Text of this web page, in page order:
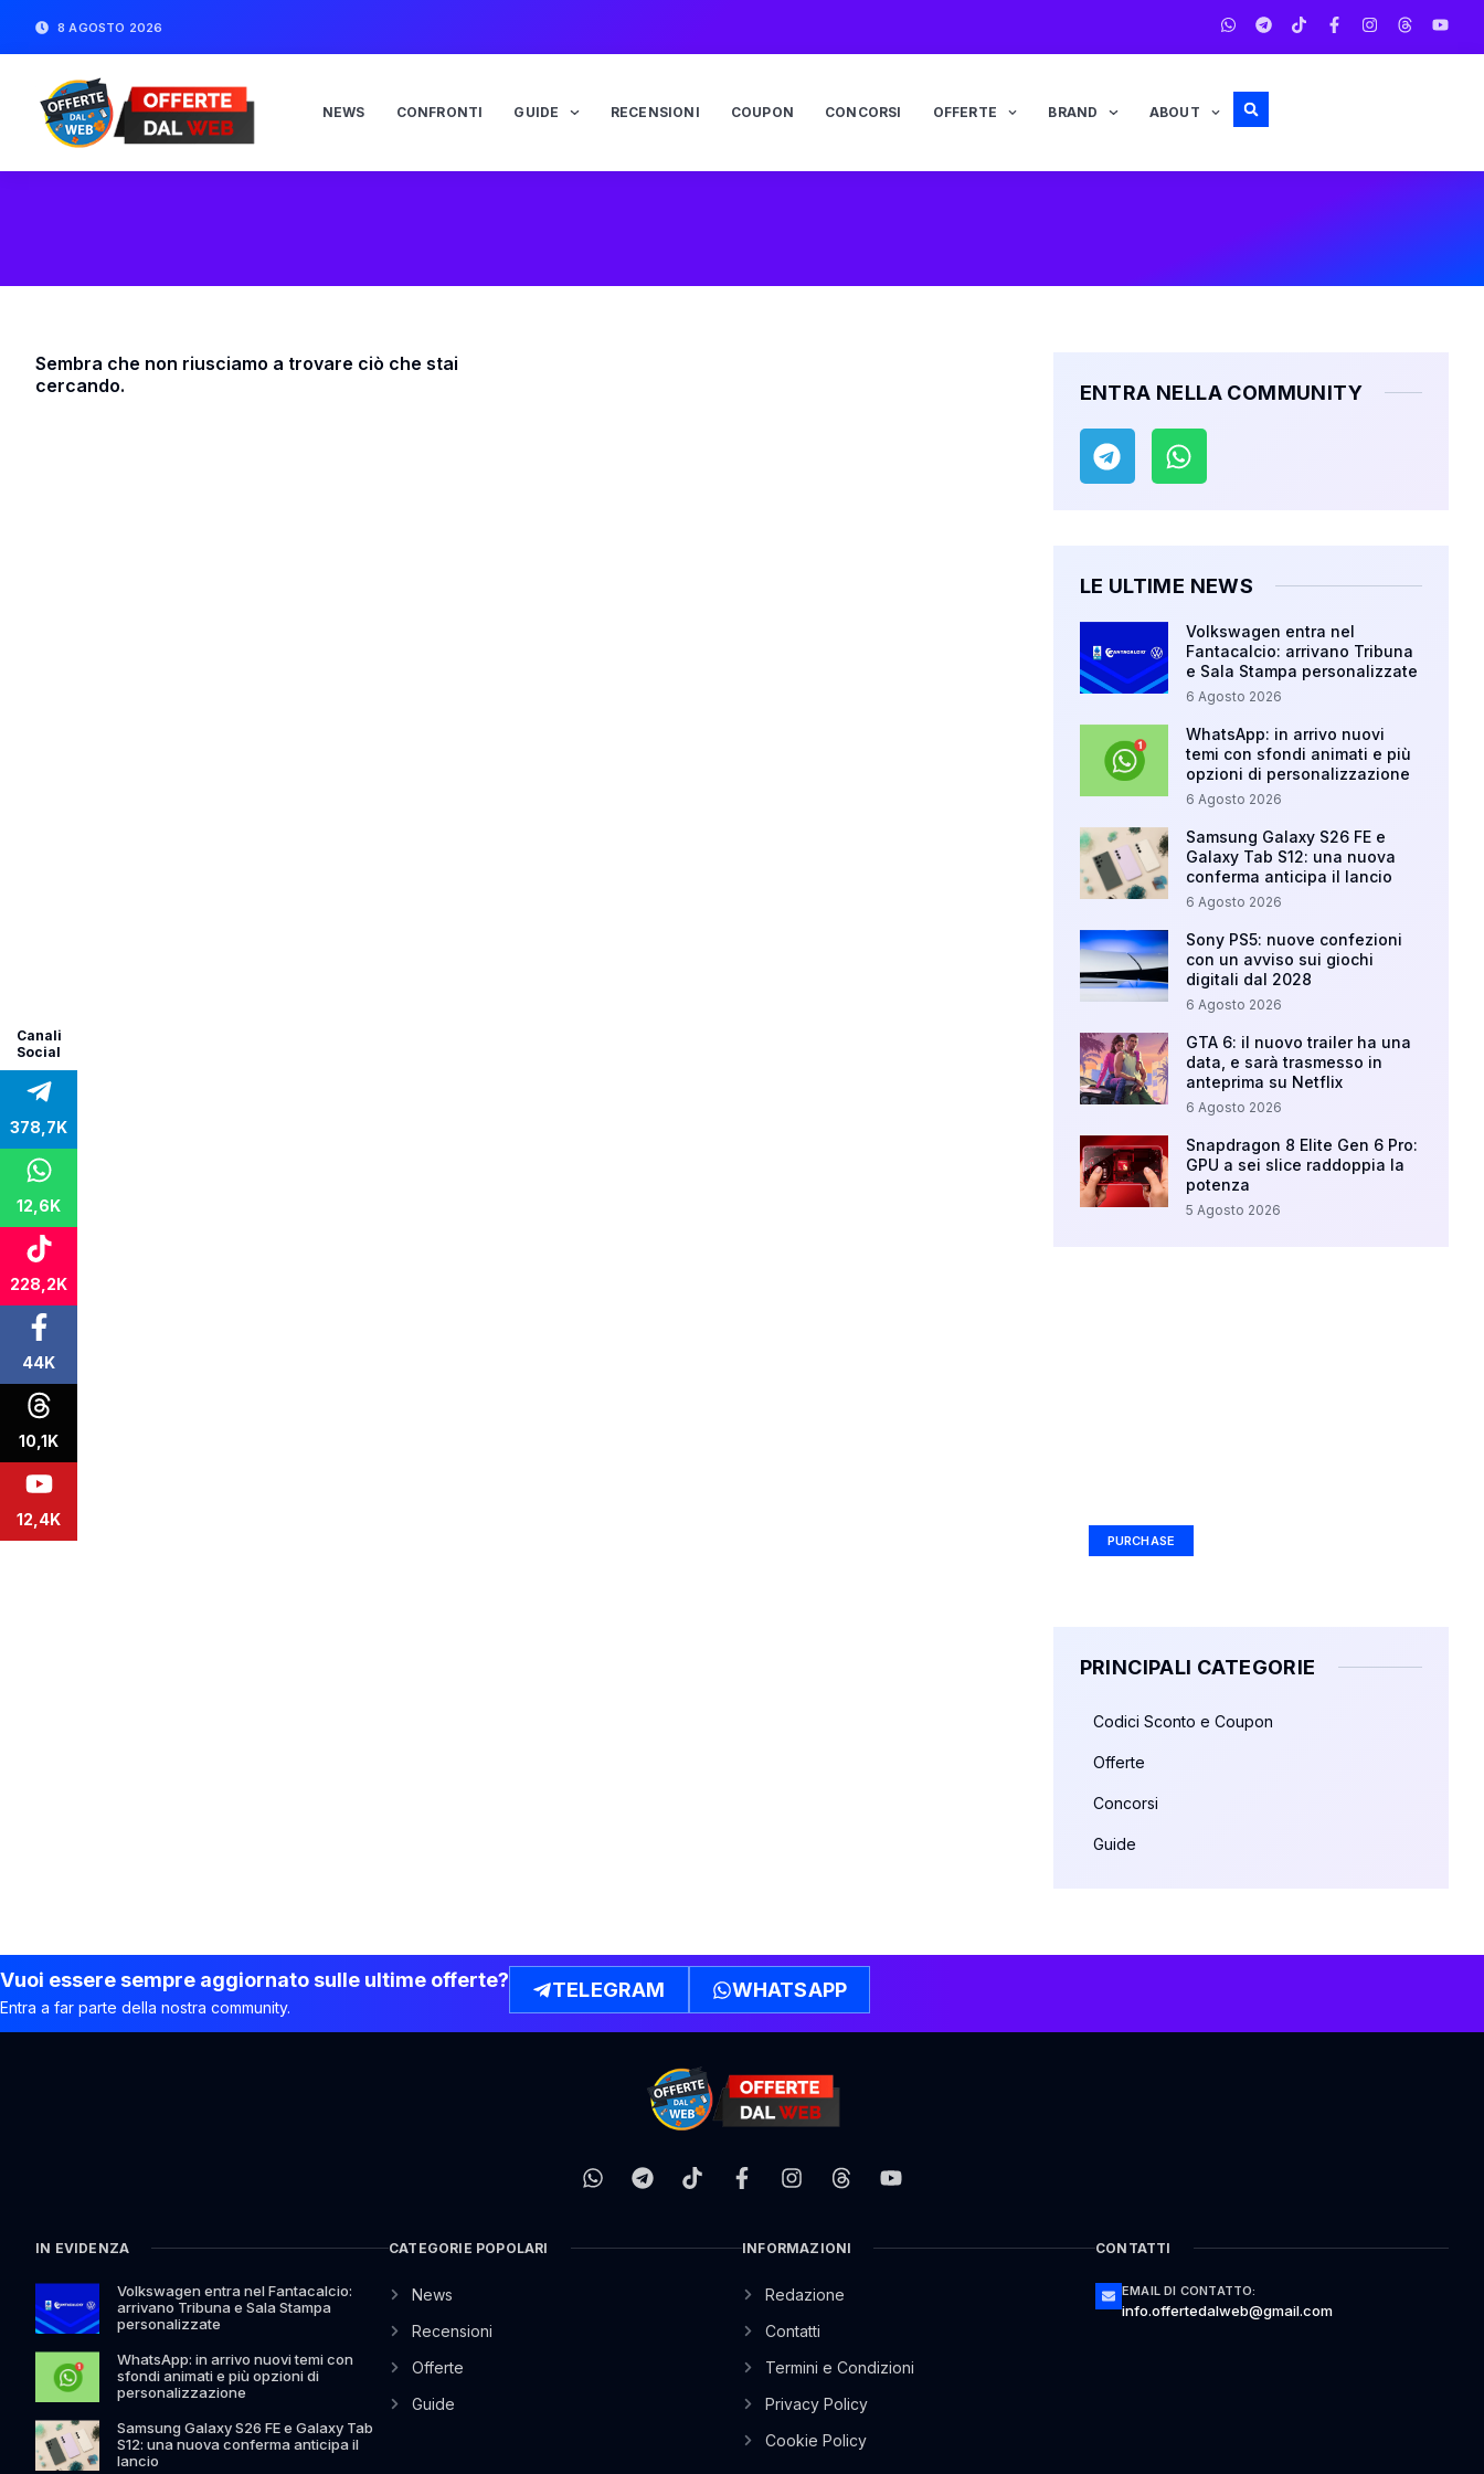
8 AGOSTO 2026
NEWS CONFRONTI GUIDE RECENSIONI COUPON CONCORSI OFFERTE BRAND ABOUT
Canali
Social
378,7K
12,6K
228,2K
44K
10,1K
12,4K
Sembra che non riusciamo a trovare ciò che stai
cercando.
ENTRA NELLA COMMUNITY
LE ULTIME NEWS
Volkswagen entra nel
Fantacalcio: arrivano Tribuna
e Sala Stampa personalizzate
6 Agosto 2026
WhatsApp: in arrivo nuovi
temi con sfondi animati e più
opzioni di personalizzazione
6 Agosto 2026
Samsung Galaxy S26 FE e
Galaxy Tab S12: una nuova
conferma anticipa il lancio
6 Agosto 2026
Sony PS5: nuove confezioni
con un avviso sui giochi
digitali dal 2028
6 Agosto 2026
GTA 6: il nuovo trailer ha una
data, e sarà trasmesso in
anteprima su Netflix
6 Agosto 2026
Snapdragon 8 Elite Gen 6 Pro:
GPU a sei slice raddoppia la
potenza
5 Agosto 2026
PURCHASE
PRINCIPALI CATEGORIE
Codici Sconto e Coupon
Offerte
Concorsi
Guide
Vuoi essere sempre aggiornato sulle ultime offerte?
Entra a far parte della nostra community.
TELEGRAM WHATSAPP
IN EVIDENZA
Volkswagen entra nel Fantacalcio:
arrivano Tribuna e Sala Stampa
personalizzate
WhatsApp: in arrivo nuovi temi con
sfondi animati e più opzioni di
personalizzazione
Samsung Galaxy S26 FE e Galaxy Tab
S12: una nuova conferma anticipa il
lancio
CATEGORIE POPOLARI
News
Recensioni
Offerte
Guide
INFORMAZIONI
Redazione
Contatti
Termini e Condizioni
Privacy Policy
Cookie Policy
CONTATTI
EMAIL DI CONTATTO:
info.offertedalweb@gmail.com